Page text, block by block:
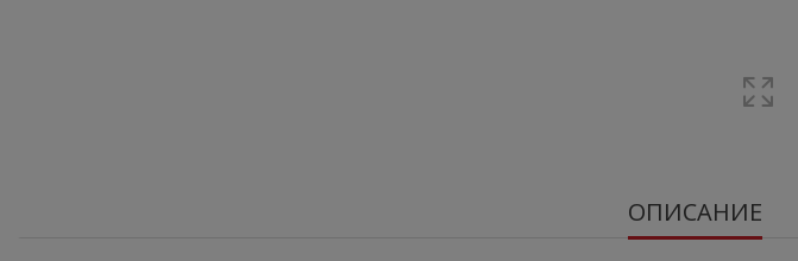
ОПИСАНИЕ